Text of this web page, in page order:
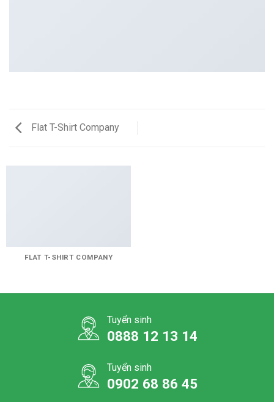
Flat T-Shirt Company
FLAT T-SHIRT COMPANY
Tuyển sinh
0888 12 13 14
Tuyển sinh
0902 68 86 45